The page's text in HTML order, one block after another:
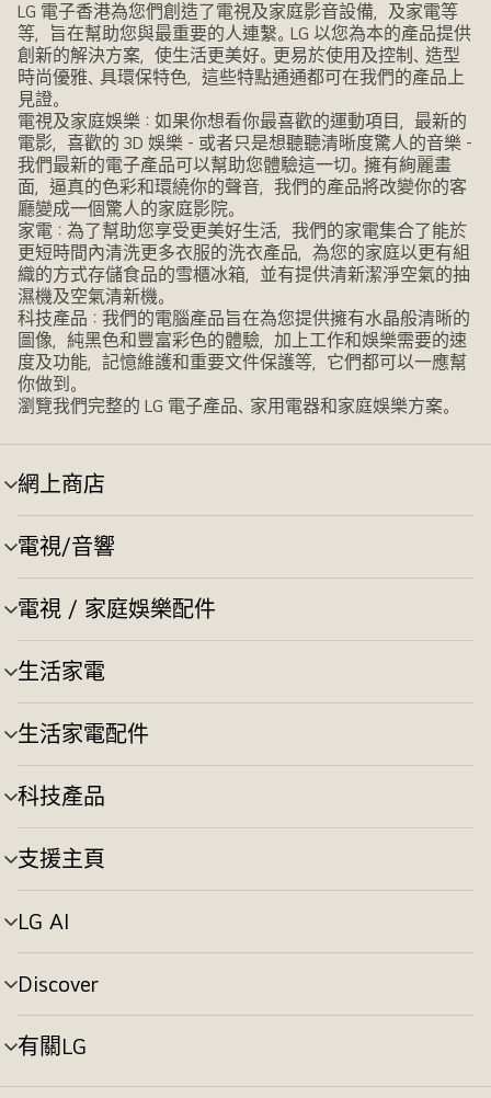
LG 電子香港為您們創造了電視及家庭影音設備，及家電等
等，旨在幫助您與最重要的人連繫。LG 以您為本的產品提供
創新的解決方案，使生活更美好。更易於使用及控制、造型
時尚優雅、具環保特色，這些特點通通都可在我們的產品上
見證。
電視及家庭娛樂：如果你想看你最喜歡的運動項目，最新的
電影，喜歡的 3D 娛樂 - 或者只是想聽聽清晰度驚人的音樂 -
我們最新的電子產品可以幫助您體驗這一切。擁有絢麗畫
面，逼真的色彩和環繞你的聲音，我們的產品將改變你的客
廳變成一個驚人的家庭影院。
家電：為了幫助您享受更美好生活，我們的家電集合了能於
更短時間內清洗更多衣服的洗衣產品，為您的家庭以更有組
織的方式存儲食品的雪櫃冰箱，並有提供清新潔淨空氣的抽
濕機及空氣清新機。
科技產品：我們的電腦產品旨在為您提供擁有水晶般清晰的
圖像，純黑色和豐富彩色的體驗，加上工作和娛樂需要的速
度及功能，記憶維護和重要文件保護等，它們都可以一應幫
你做到。
瀏覽我們完整的 LG 電子產品、家用電器和家庭娛樂方案。
網上商店
選
單
切
換
電視/音響
選
單
切
換
電視 / 家庭娛樂配件
選
單
切
換
生活家電
選
單
切
換
生活家電配件
選
單
切
換
科技產品
選
單
切
換
支援主頁
選
單
切
換
LG AI
選
單
切
換
Discover
選
單
切
換
有關LG
選